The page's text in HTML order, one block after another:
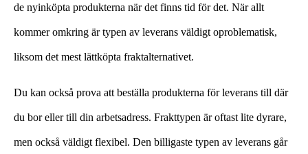
de nyinköpta produkterna när det finns tid för det. När allt
kommer omkring är typen av leverans väldigt oproblematisk,
liksom det mest lättköpta fraktalternativet.
Du kan också prova att beställa produkterna för leverans till där
du bor eller till din arbetsadress. Frakttypen är oftast lite dyrare,
men också väldigt flexibel. Den billigaste typen av leverans går